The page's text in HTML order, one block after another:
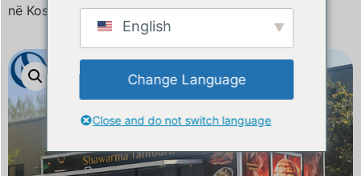
në Kosovë i çertifikuar CE & DOT
English
Change Language
Close and do not switch language